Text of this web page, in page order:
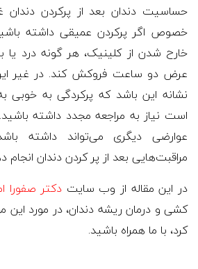
حساسیت دندان بعد از پرکردن
خصوص اگر پرکردن عمیقی داشته
خارح شدن از کلینیک، هر گونه درد
عرض دو ساعت فروکش کند. در غیر
نشانه این باشد که پرکردگی به خوبی
است نیاز به مراجعه مجدد داشته
عوارضی دیگری می‌تواند داشته
مراقبت‌هایی بعد از پر کردن دندان انجام
در این مقاله از وب سایتدکتر صفورا
کشی و درمان ریشه دندان، در مورد
کرد، با ما همراه باشید.